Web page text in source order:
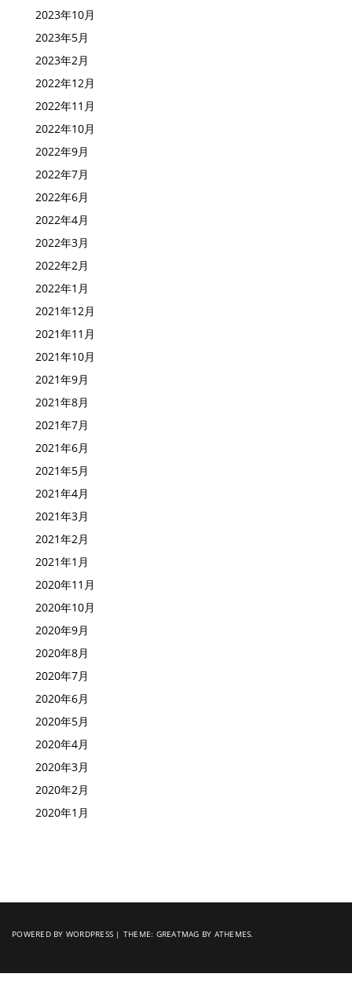
2023年10月
2023年5月
2023年2月
2022年12月
2022年11月
2022年10月
2022年9月
2022年7月
2022年6月
2022年4月
2022年3月
2022年2月
2022年1月
2021年12月
2021年11月
2021年10月
2021年9月
2021年8月
2021年7月
2021年6月
2021年5月
2021年4月
2021年3月
2021年2月
2021年1月
2020年11月
2020年10月
2020年9月
2020年8月
2020年7月
2020年6月
2020年5月
2020年4月
2020年3月
2020年2月
2020年1月
POWERED BY WORDPRESS | THEME: GREATMAG BY ATHEMES.